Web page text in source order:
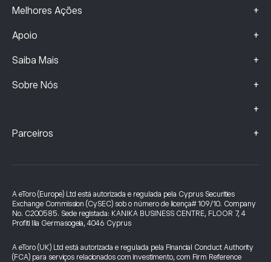
Melhores Ações +
Apoio +
Saiba Mais +
Sobre Nós +
+
Parceiros +
A eToro (Europe) Ltd está autorizada e regulada pela Cyprus Securities
Exchange Commission (CySEC) sob o número de licença# 109/10. Company
No. C200585. Sede registada: KANIKA BUSINESS CENTRE, FLOOR 7, 4
Profiti Ilia Germasogeia, 4046 Cyprus
A eToro (UK) Ltd está autorizada e regulada pela Financial Conduct Authority
(FCA) para serviços relacionados com investimento, com Firm Reference